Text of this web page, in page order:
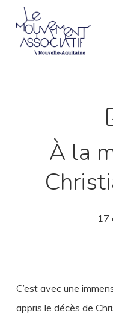
À la
17
C’est avec une
appris le décès de
Panneau de gestion des